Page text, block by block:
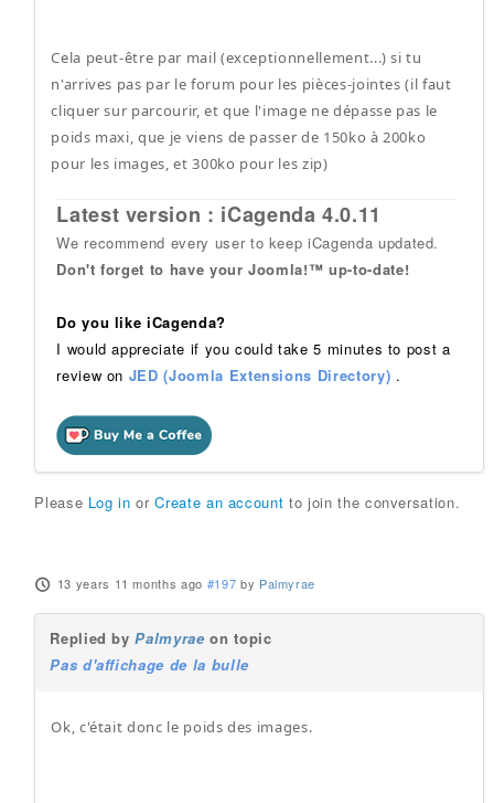
Cela peut-être par mail (exceptionnellement...) si tu
n'arrives pas par le forum pour les pièces-jointes (il faut
cliquer sur parcourir, et que l'image ne dépasse pas le
poids maxi, que je viens de passer de 150ko à 200ko
pour les images, et 300ko pour les zip)
Latest version : iCagenda 4.0.11
We recommend every user to keep iCagenda updated.
Don't forget to have your Joomla!™ up-to-date!
Do you like iCagenda?
I would appreciate if you could take 5 minutes to post a
review on JED (Joomla Extensions Directory) .
Please Log in orCreate an account to join the conversation.
13 years 11 months ago #197 by Palmyrae
Replied byPalmyrae on topic
Pas d'affichage de la bulle
Ok, c'était donc le poids des images.